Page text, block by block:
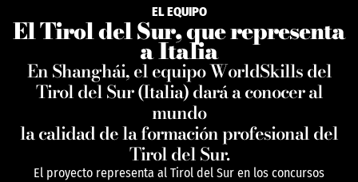
EL EQUIPO
El Tirol del Sur, que representa
a Italia
En Shanghái, el equipo WorldSkills del
Tirol del Sur (Italia) dará a conocer al
mundo
la calidad de la formación profesional del
Tirol del Sur.
El proyecto representa al Tirol del Sur en los concursos